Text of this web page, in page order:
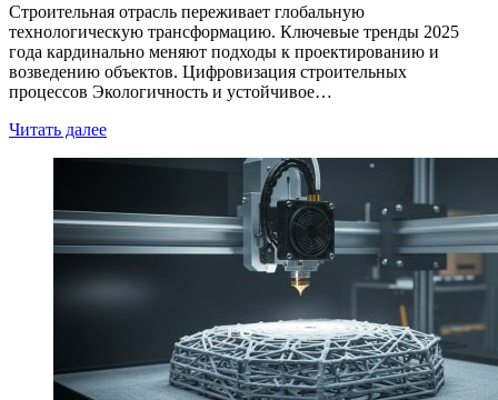
Строительная отрасль переживает глобальную
технологическую трансформацию. Ключевые тренды 2025
года кардинально меняют подходы к проектированию и
возведению объектов. Цифровизация строительных
процессов Экологичность и устойчивое…
Читать далее